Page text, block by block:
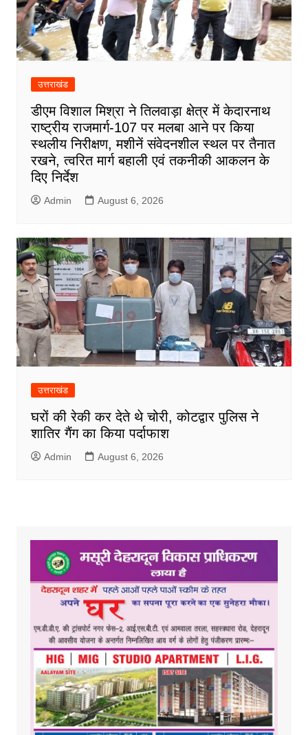
उत्तराखंड
डीएम विशाल मिश्रा ने तिलवाड़ा क्षेत्र में केदारनाथ
राष्ट्रीय राजमार्ग-107 पर मलबा आने पर किया
स्थलीय निरीक्षण, मशीनें संवेदनशील स्थल पर तैनात
रखने, त्वरित मार्ग बहाली एवं तकनीकी आकलन के
दिए निर्देश
Admin August 6, 2026
उत्तराखंड
घरों की रेकी कर देते थे चोरी, कोटद्वार पुलिस ने
शातिर गैंग का किया पर्दाफाश
Admin August 6, 2026